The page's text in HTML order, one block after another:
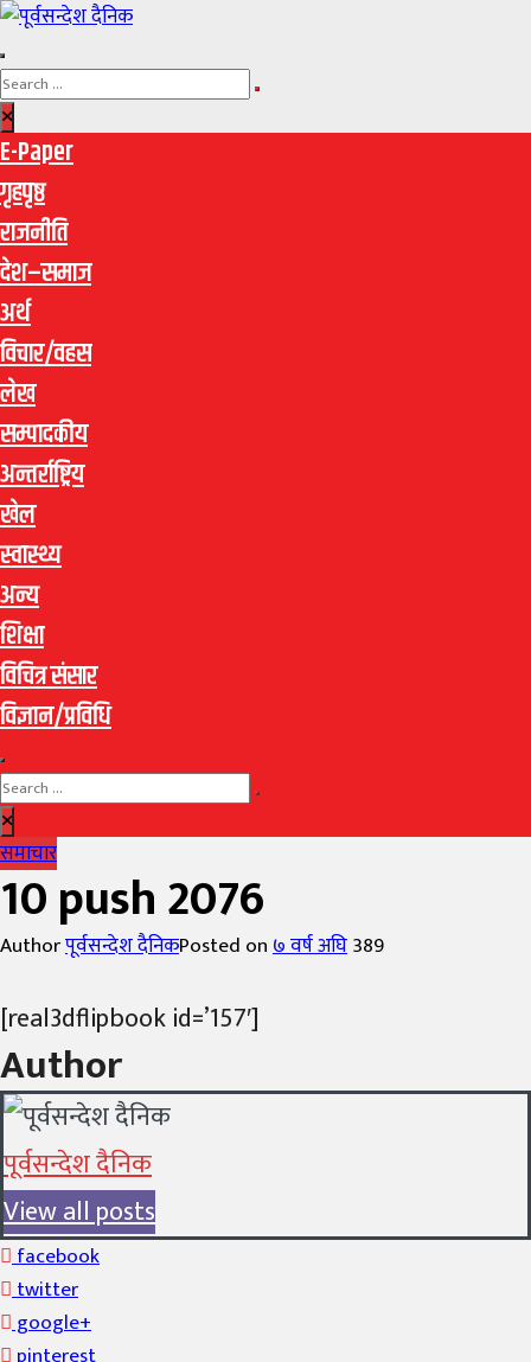
E-Paper
गृहपृष्ठ
राजनीति
देश–समाज
अर्थ
विचार/वहस
लेख
सम्पादकीय
अन्तर्राष्ट्रिय
खेल
स्वास्थ्य
अन्य
शिक्षा
विचित्र संसार
विज्ञान/प्रविधि
समाचार
10 push 2076
Authorपूर्वसन्देश दैनिकPosted on७ वर्ष अघि389
[real3dflipbook id=’157′]
Author
पूर्वसन्देश दैनिक
View all posts
facebook
twitter
google+